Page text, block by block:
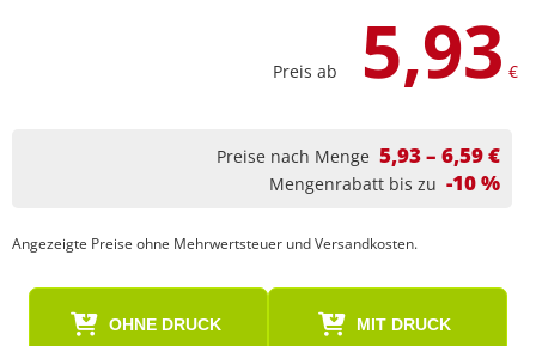
Preis ab 5,93 €
Preise nach Menge 5,93 – 6,59 €
Mengenrabatt bis zu -10 %
Angezeigte Preise ohne Mehrwertsteuer und Versandkosten.
OHNE DRUCK MIT DRUCK